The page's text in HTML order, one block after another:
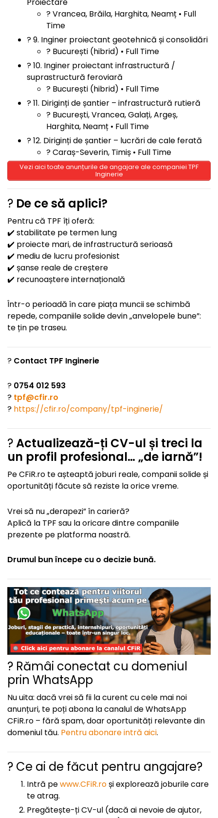
Proiectare
? Vrancea, Brăila, Harghita, Neamț • Full
Time
? 9. Inginer proiectant geotehnică și consolidări
? București (hibrid) • Full Time
? 10. Inginer proiectant infrastructură /
suprastructură feroviară
? București (hibrid) • Full Time
? 11. Diriginți de șantier – infrastructură rutieră
? București, Vrancea, Galați, Argeș,
Harghita, Neamț • Full Time
? 12. Diriginți de șantier – lucrări de cale ferată
? Caraș-Severin, Timiș • Full Time
Vezi aici toate anunțurile de angajare ale companiei TPF
Inginerie
? De ce să aplici?
Pentru că TPF îți oferă:
✔️ stabilitate pe termen lung
✔️ proiecte mari, de infrastructură serioasă
✔️ mediu de lucru profesionist
✔️ șanse reale de creștere
✔️ recunoaștere internațională
Într-o perioadă în care piața muncii se schimbă
repede, companiile solide devin „anvelopele bune”:
te țin pe traseu.
? Contact TPF Inginerie
? 0754 012 593
? tpf@cfir.ro
? https://cfir.ro/company/tpf-inginerie/
?Actualizează-ți CV-ul și treci la
un profil profesional… „de iarnă”!
Pe CFiR.ro te așteaptă joburi reale, companii solide și
oportunități făcute să reziste la orice vreme.
Vrei să nu „derapezi” în carieră?
Aplică la TPF sau la oricare dintre companiile
prezente pe platforma noastră.
Drumul bun începe cu o decizie bună.
? Rămâi conectat cu domeniul
prin WhatsApp
Nu uita: dacă vrei să fii la curent cu cele mai noi
anunțuri, te poți abona la canalul de WhatsApp
CFiR.ro – fără spam, doar oportunități relevante din
domeniul tău. Pentru abonare intră aici.
? Ce ai de făcut pentru angajare?
Intră pewww.CFiR.roși explorează joburile care
te atrag.
Pregătește-ți CV-ul (dacă ai nevoie de ajutor,